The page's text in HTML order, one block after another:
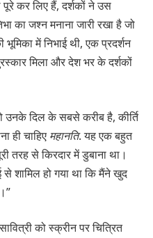
कर लिए हैं, दर्शकों ने उस
का जश्न मनाना जारी रखा है जो
भूमिका में निभाई थी, एक प्रदर्शन
मिला और देश भर के दर्शकों
उनके दिल के सबसे करीब है, कीर्ति
ही चाहिए महानति. यह एक बहुत
तरह से किरदार में डुबाना था।
शामिल हो गया था कि मैंने खुद
को स्क्रीन पर चित्रित